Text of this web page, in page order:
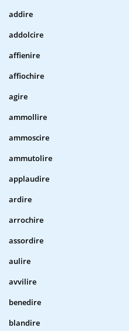
addire
addolcire
affienire
affiochire
agire
ammollire
ammoscire
ammutolire
applaudire
ardire
arrochire
assordire
aulire
avvilire
benedire
blandire